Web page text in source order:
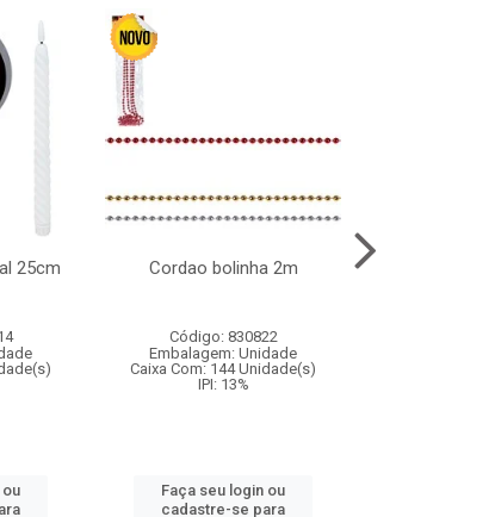
25cm
ou
Cordao bolinha 2m
Código: 830822
Embalagem: Unidade
Caixa Com: 144 Unidade(s)
IPI: 13%
Faça seu login ou
cadastre-se para